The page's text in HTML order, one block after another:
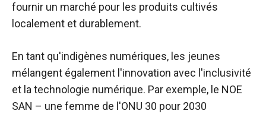
fournir un marché pour les produits cultivés
localement et durablement.
En tant qu'indigènes numériques, les jeunes
mélangent également l'innovation avec l'inclusivité
et la technologie numérique. Par exemple, le NOE
SAN – une femme de l'ONU 30 pour 2030